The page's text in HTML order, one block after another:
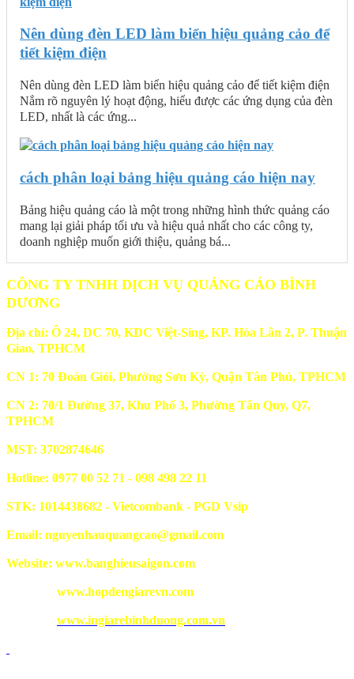
Nên dùng đèn LED làm biển hiệu quảng cảo để
tiết kiệm điện
Nên dùng đèn LED làm biển hiệu quảng cảo để tiết kiệm điện
Nắm rõ nguyên lý hoạt động, hiểu được các ứng dụng của đèn
LED, nhất là các ứng...
cách phân loại bảng hiệu quảng cáo hiện nay
Bảng hiệu quảng cáo là một trong những hình thức quảng cáo
mang lại giải pháp tối ưu và hiệu quả nhất cho các công ty,
doanh nghiệp muốn giới thiệu, quảng bá...
CÔNG TY TNHH DỊCH VỤ QUẢNG CÁO BÌNH
DƯƠNG
Địa chỉ: Ô 24, DC 70, KDC Việt-Sing, KP. Hòa Lân 2, P. Thuận
Giao, TPHCM
CN 1: 70 Đoàn Giỏi, Phường Sơn Kỳ, Quận Tân Phú, TPHCM
CN 2: 70/1 Đường 37, Khu Phố 3, Phường Tân Quy, Q7,
TPHCM
MST: 3702874646
Hotline: 0977 00 52 71 - 098 498 22 11
STK: 1014438682 - Vietcombank - PGD Vsip
Email: nguyenhauquangcao@gmail.com
Website: www.banghieusaigon.com
www.hopdengiarevn.com
www.ingiarebinhduong.com.vn